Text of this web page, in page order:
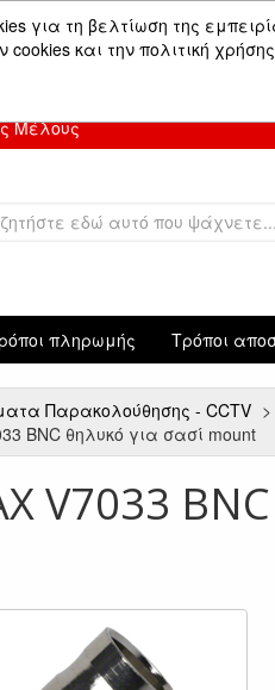
για τη βελτίωση της
και την πολιτική
Μέλους
πληρωμής Τρόποι
Παρακολούθησης - CCTV
BNC θηλυκό για σασί mount
V7033